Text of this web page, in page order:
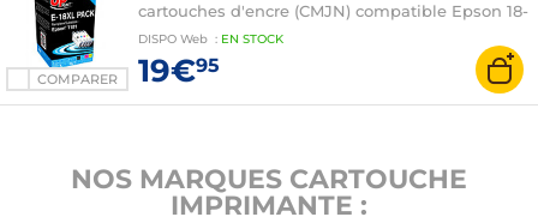
COMPARER
cartouches d'encre (CMJN) compatible Epson 18-
XL
DISPO Web : EN STOCK
19€95
NOS MARQUES CARTOUCHE
IMPRIMANTE :